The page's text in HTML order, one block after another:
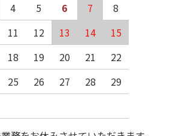
4 5 6 7
8
11 12 13 14
15
18 19 20 21
22
25 26 27 28
29